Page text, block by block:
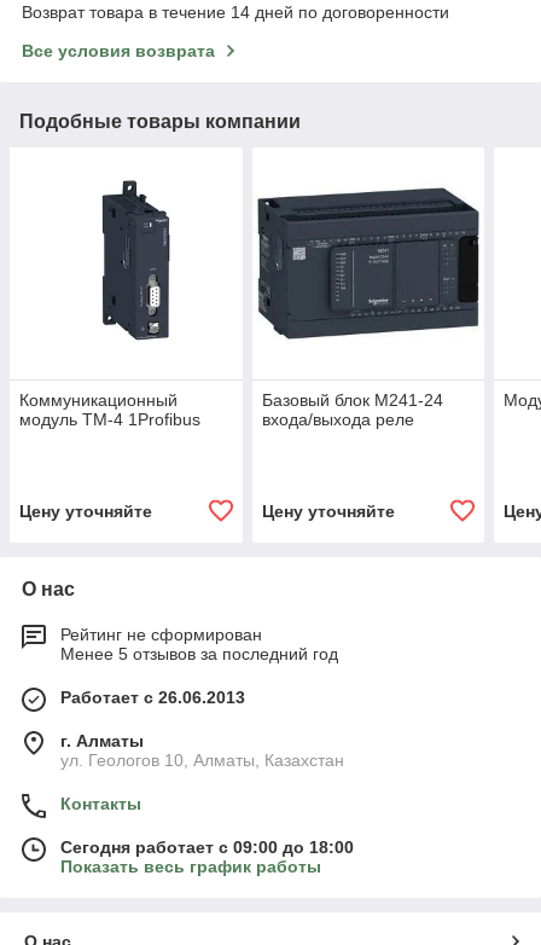
Возврат товара в течение 14 дней по договоренности
Все условия возврата
Подобные товары компании
Коммуникационный
модуль TM-4 1Profibus
Цену уточняйте
Базовый блок M241-24
входа/выхода реле
Цену уточняйте
О нас
Рейтинг не сформирован
Менее 5 отзывов за последний год
Работает с 26.06.2013
г. Алматы
ул. Геологов 10, Алматы, Казахстан
Контакты
Сегодня работает с 09:00 до 18:00
Показать весь график работы